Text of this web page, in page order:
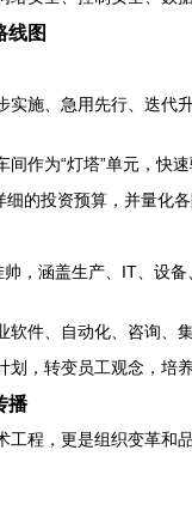
线图
实施、急用先行、迭代
作为“灯塔”单元，快
细的投资预算，并量化
帅，涵盖生产、IT、设
软件、自动化、咨询、
划，转变员工观念，培
播
工程，更是组织变革和